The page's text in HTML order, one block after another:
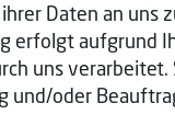
Daten an uns
aufgrund
uns
und/oder